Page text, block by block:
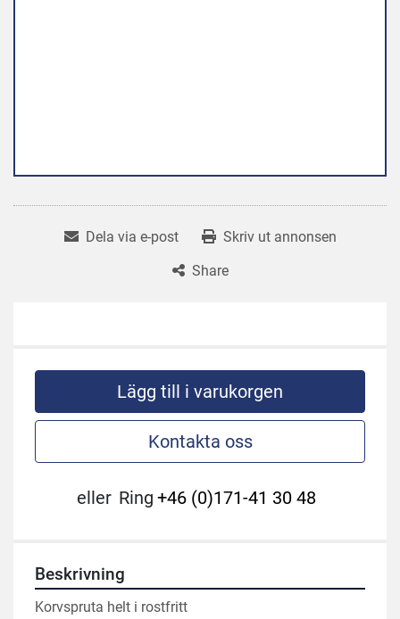
Dela via e-post
Skriv ut annonsen
Share
Lägg till i varukorgen
Kontakta oss
eller Ring +46 (0)171-41 30 48
Beskrivning
Korvspruta helt i rostfritt